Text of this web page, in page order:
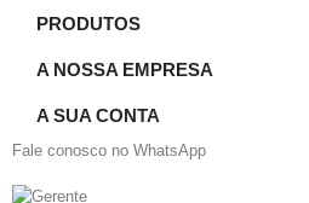
PRODUTOS
A NOSSA EMPRESA
A SUA CONTA
Fale conosco no WhatsApp